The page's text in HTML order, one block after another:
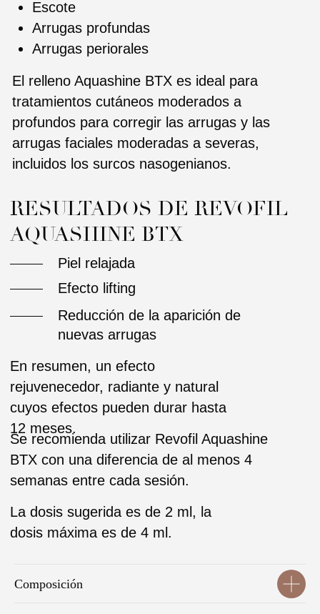
semanas entre cada sesión.
La dosis sugerida es de 2 ml, la
dosis máxima es de 4 ml.
Composición
PRECIO: 150€